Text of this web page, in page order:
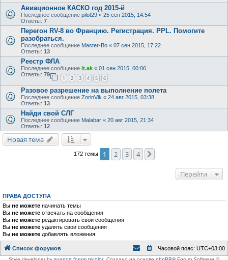
Авиационное КАСКО год 2015-й
Последнее сообщение pilot29 « 25 сен 2015, 14:54
Ответы: 7
Перегон RV-8 во Францию. Регистрация. PPL. Помогите
разобраться.
Последнее сообщение Master-Bo « 07 сен 2015, 17:22
Ответы: 13
Реестр ФЛА
Последнее сообщение lt.ak « 01 сен 2015, 00:06
Ответы: 79
1 2 3 4 5 6
Разовое разрешение на выполнение полета
Последнее сообщение ZorinVik « 24 авг 2015, 03:38
Ответы: 13
Найди свой СЛГ
Последнее сообщение Malabar « 20 авг 2015, 21:34
Ответы: 12
Новая тема
172 темы 1 2 3 4
Перейти
ПРАВА ДОСТУПА
Вы не можете начинать темы
Вы не можете отвечать на сообщения
Вы не можете редактировать свои сообщения
Вы не можете удалять свои сообщения
Вы не можете добавлять вложения
Список форумов Часовой пояс: UTC+03:00